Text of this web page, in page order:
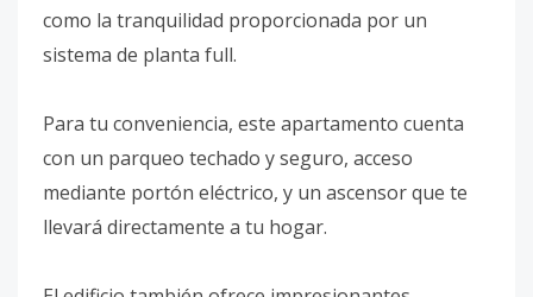
como la tranquilidad proporcionada por un
sistema de planta full.
Para tu conveniencia, este apartamento cuenta
con un parqueo techado y seguro, acceso
mediante portón eléctrico, y un ascensor que te
llevará directamente a tu hogar.